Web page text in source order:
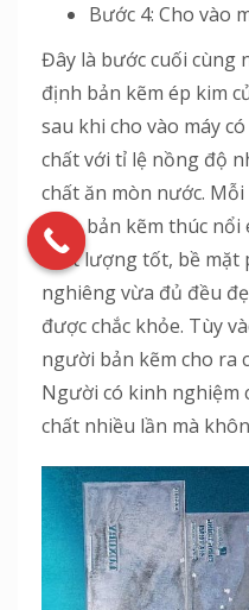
Bước 4: Cho vào
Đây là bước cuối cùng
định bản kẽm ép kim
sau khi cho vào máy
chất với tỉ lệ nồng độ
chất ăn mòn nước.
giúp bản kẽm thúc nổi
chất lượng tốt, bề
nghiêng vừa đủ đều
được chắc khỏe. Tùy
người bản kẽm cho ra
Người có kinh nghiệm
chất nhiều lần mà